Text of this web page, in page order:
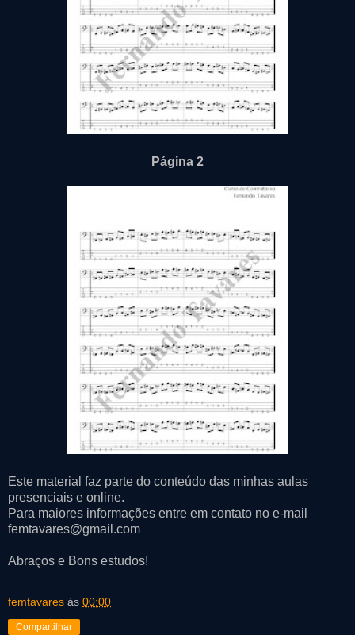
Página 2
Este material faz parte do conteúdo das minhas aulas
presenciais e online.
Para maiores informações entre em contato no e-mail
femtavares@gmail.com
Abraços e Bons estudos!
femtavares às 00:00
Compartilhar